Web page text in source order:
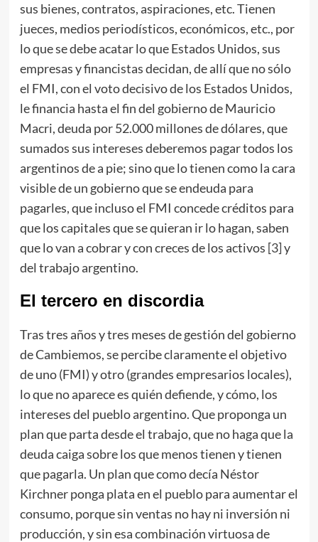
sus bienes, contratos, aspiraciones, etc. Tienen
jueces, medios periodísticos, económicos, etc., por
lo que se debe acatar lo que Estados Unidos, sus
empresas y financistas decidan, de allí que no sólo
el FMI, con el voto decisivo de los Estados Unidos,
le financia hasta el fin del gobierno de Mauricio
Macri, deuda por 52.000 millones de dólares, que
sumados sus intereses deberemos pagar todos los
argentinos de a pie; sino que lo tienen como la cara
visible de un gobierno que se endeuda para
pagarles, que incluso el FMI concede créditos para
que los capitales que se quieran ir lo hagan, saben
que lo van a cobrar y con creces de los activos [3]y
del trabajo argentino.
El tercero en discordia
Tras tres años y tres meses de gestión del gobierno
de Cambiemos, se percibe claramente el objetivo
de uno (FMI) y otro (grandes empresarios locales),
lo que no aparece es quién defiende, y cómo, los
intereses del pueblo argentino. Que proponga un
plan que parta desde el trabajo, que no haga que la
deuda caiga sobre los que menos tienen y tienen
que pagarla. Un plan que como decía Néstor
Kirchner ponga plata en el pueblo para aumentar el
consumo, porque sin ventas no hay ni inversión ni
producción, y sin esa combinación virtuosa de